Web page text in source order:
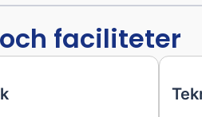
faciliteter